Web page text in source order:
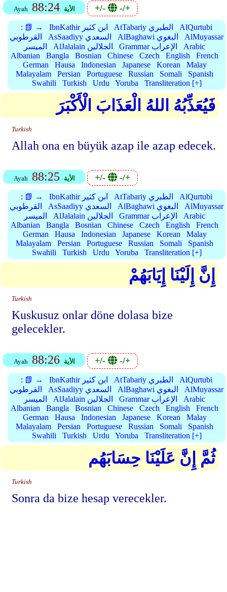
Ayah 88:24 الأية +/- -/+
: 📗 → IbnKathir ابن كثير AtTabariy الطبري
AlQurtubi
القرطوبي
AsSaadiyy السعدي AlBaghawi البغوي
AlMuyassar
الميسر
AlJalalain الجلالين Grammar الإعراب
Arabic
Albanian
Bangla Bosnian Chinese Czech English
French
German
Hausa Indonesian Japanese Korean
Malay
Malayalam
Persian Portuguese Russian Somali
Spanish
Swahili
Turkish Urdu Yoruba Transliteration [+]
فَيُعَذِّبُهُ اللهُ الْعَذَابَ الْأَكْبَرَ
Turkish
Allah ona en büyük azap ile azap edecek.
Ayah 88:25 الأية +/- -/+
: 📗 → IbnKathir ابن كثير AtTabariy الطبري
AlQurtubi
القرطوبي
AsSaadiyy السعدي AlBaghawi البغوي
AlMuyassar
الميسر
AlJalalain الجلالين Grammar الإعراب
Arabic
Albanian
Bangla Bosnian Chinese Czech English
French
German
Hausa Indonesian Japanese Korean
Malay
Malayalam
Persian Portuguese Russian Somali
Spanish
Swahili
Turkish Urdu Yoruba Transliteration [+]
إِنَّ إِلَيْنَا إِيَابَهُمْ
Turkish
Kuskusuz onlar döne dolasa bize
gelecekler.
Ayah 88:26 الأية +/- -/+
: 📗 → IbnKathir ابن كثير AtTabariy الطبري
AlQurtubi
القرطوبي
AsSaadiyy السعدي AlBaghawi البغوي
AlMuyassar
الميسر
AlJalalain الجلالين Grammar الإعراب
Arabic
Albanian
Bangla Bosnian Chinese Czech English
French
German
Hausa Indonesian Japanese Korean
Malay
Malayalam
Persian Portuguese Russian Somali
Spanish
Swahili
Turkish Urdu Yoruba Transliteration [+]
ثُمَّ إِنَّ عَلَيْنَا حِسَابَهُم
Turkish
Sonra da bize hesap verecekler.